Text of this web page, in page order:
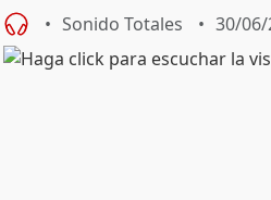
Sonido Totales 30/06/